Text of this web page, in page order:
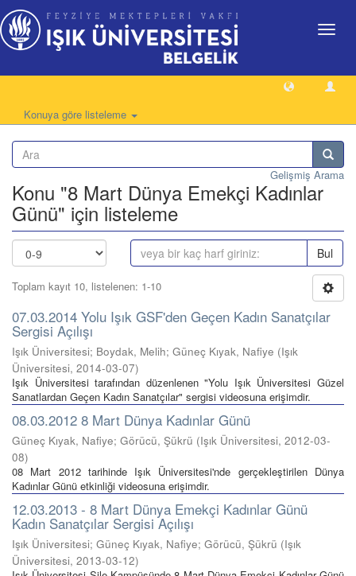
Geçiş
Konuya göre listeleme
Gelişmiş Arama
Konu "8 Mart Dünya Emekçi Kadınlar
Günü" için listeleme
Bul
Toplam kayıt 10, listelenen: 1-10
07.03.2014 Yolu Işık GSF'den Geçen Kadın Sanatçılar
Sergisi Açılışı
Işık Üniversitesi; Boydak, Melih; Güneç Kıyak, Nafiye (Işık
Üniversitesi, 2014-03-07)
Işık Üniversitesi tarafından düzenlenen "Yolu Işık Üniversitesi Güzel
Sanatlardan Geçen Kadın Sanatçılar" sergisi videosuna erişimdir.
08.03.2012 8 Mart Dünya Kadınlar Günü
Güneç Kıyak, Nafiye; Görücü, Şükrü (Işık Üniversitesi, 2012-03-
08)
08 Mart 2012 tarihinde Işık Üniversitesi'nde gerçekleştirilen Dünya
Kadınlar Günü etkinliği videosuna erişimdir.
12.03.2013 - 8 Mart Dünya Emekçi Kadınlar Günü
Kadın Sanatçılar Sergisi Açılışı
Işık Üniversitesi; Güneç Kıyak, Nafiye; Görücü, Şükrü (Işık
Üniversitesi, 2013-03-12)